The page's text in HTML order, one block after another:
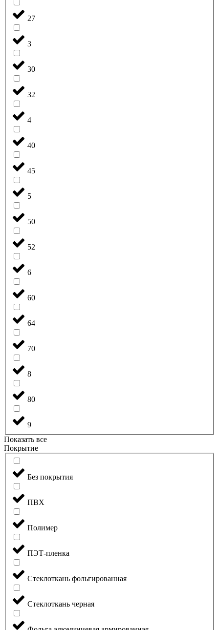
27
3
30
32
4
40
45
5
50
52
6
60
64
70
8
80
9
Показать все
Покрытие
Без покрытия
ПВХ
Полимер
ПЭТ-пленка
Стеклоткань фольгированная
Стеклоткань черная